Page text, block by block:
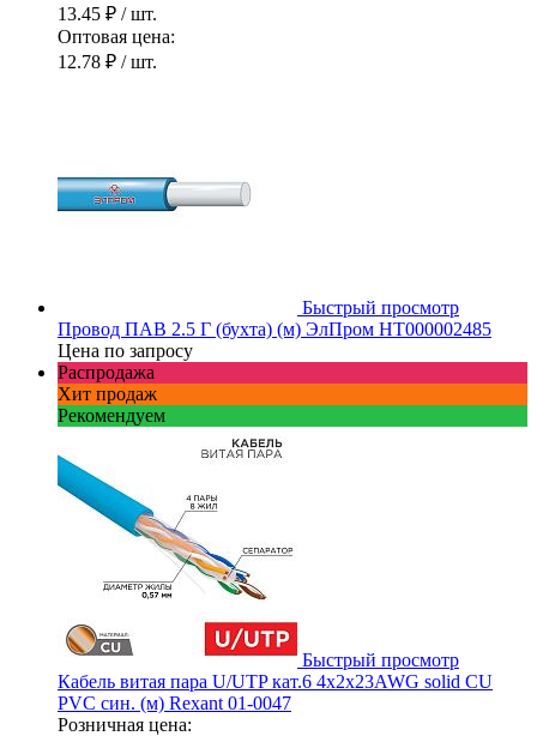
13.45 ₽ / шт.
Оптовая цена:
12.78 ₽ / шт.
Быстрый просмотр
Провод ПАВ 2.5 Г (бухта) (м) ЭлПром НТ000002485
Цена по запросу
Распродажа
Хит продаж
Рекомендуем
Быстрый просмотр
Кабель витая пара U/UTP кат.6 4х2х23AWG solid CU
PVC син. (м) Rexant 01-0047
Розничная цена: